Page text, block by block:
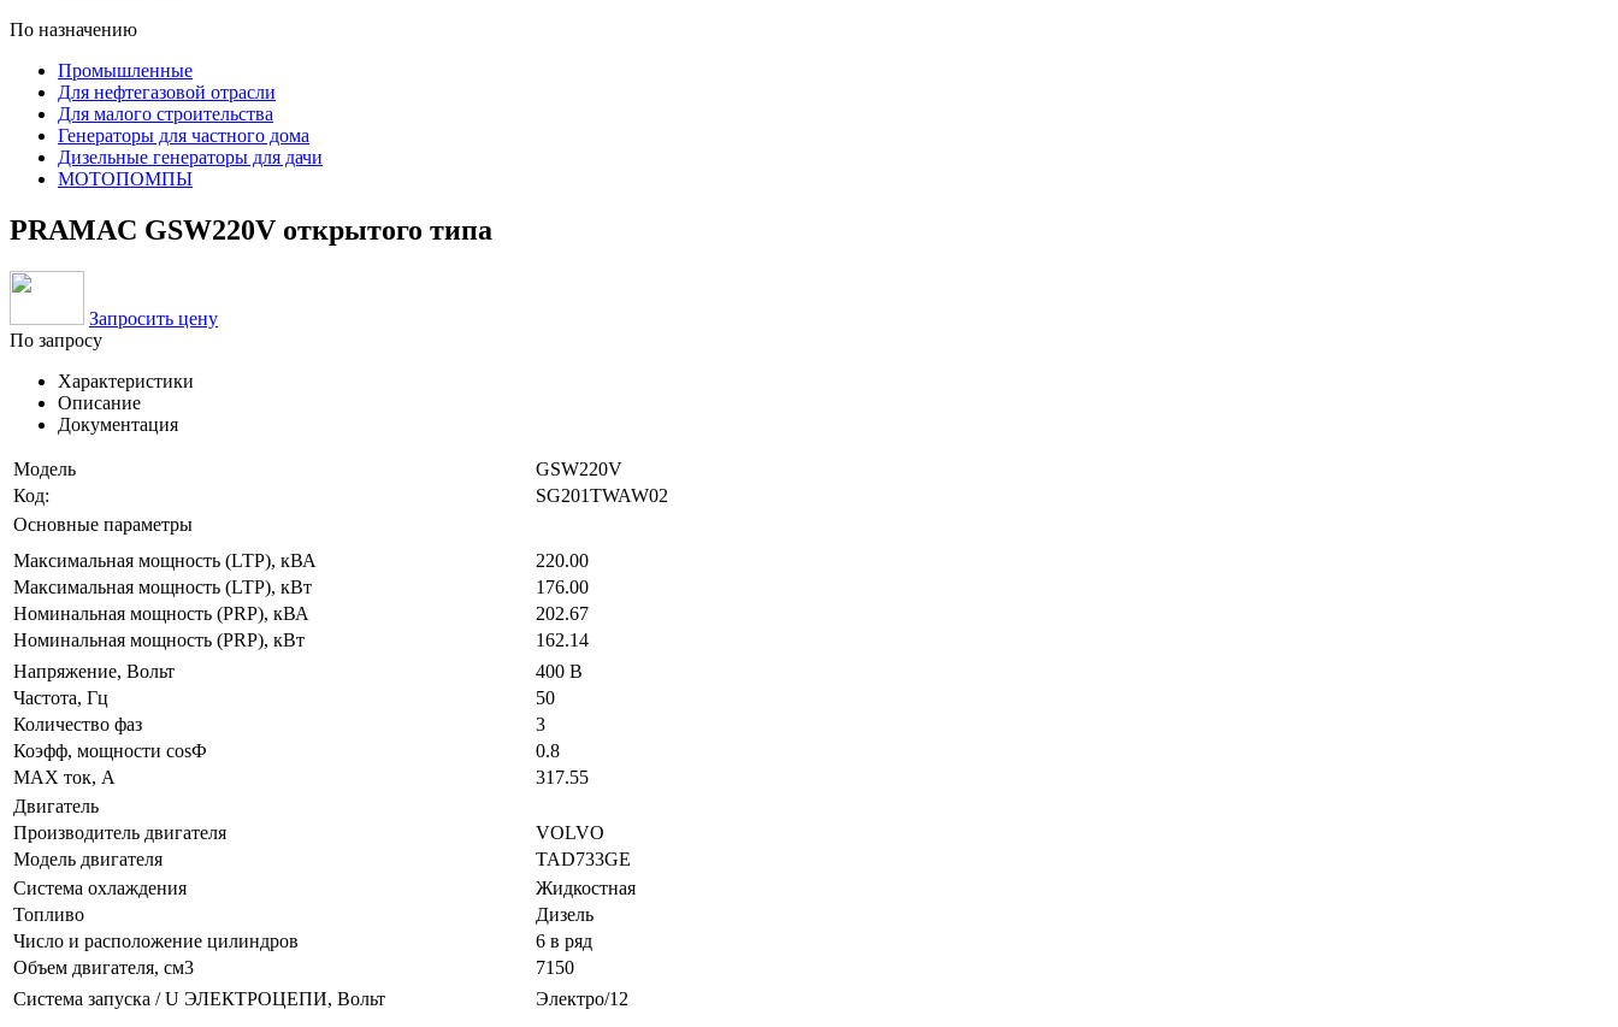
По назначению
Промышленные
Для нефтегазовой отрасли
Для малого строительства
Генераторы для частного дома
Дизельные генераторы для дачи
МОТОПОМПЫ
PRAMAC GSW220V открытого типа
Запросить цену
По запросу
Характеристики
Описание
Документация
Модель
GSW220V
Код:
SG201TWAW02
Основные параметры
Максимальная мощность (LTP), кВА
220.00
Максимальная мощность (LTP), кВт
176.00
Номинальная мощность (PRP), кВА
202.67
Номинальная мощность (PRP), кВт
162.14
Напряжение, Вольт
400 В
Частота, Гц
50
Количество фаз
3
Коэфф, мощности cosФ
0.8
MAX ток, А
317.55
Двигатель
Производитель двигателя
VOLVO
Модель двигателя
TAD733GE
Система охлаждения
Жидкостная
Топливо
Дизель
Число и расположение цилиндров
6 в ряд
Объем двигателя, см3
7150
Система запуска / U ЭЛЕКТРОЦЕПИ, Вольт
Электро/12